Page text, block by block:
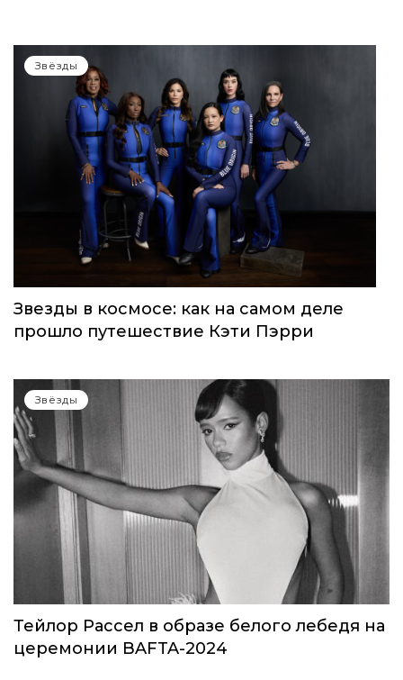
Звёзды
Звезды в космосе: как на самом деле
прошло путешествие Кэти Пэрри
Звёзды
Тейлор Рассел в образе белого лебедя на
церемонии BAFTA-2024